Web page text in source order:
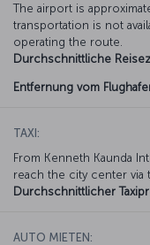
The airport is
transportation is not
operating the route.
Durchschnittliche
Entfernung vom
TAXI:
From Kenneth Kaunda
reach the city center via
Durchschnittlicher
AUTO MIETEN: